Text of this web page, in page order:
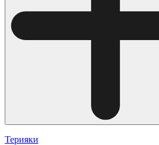
Терияки